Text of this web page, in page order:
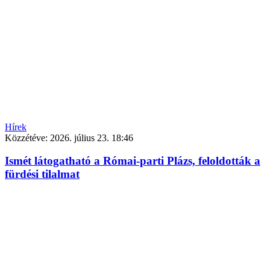
Hírek
Közzétéve: 2026. július 23. 18:46
Ismét látogatható a Római-parti Plázs, feloldották a
fürdési tilalmat